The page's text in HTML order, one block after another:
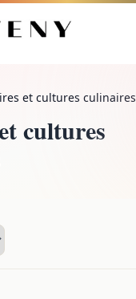
et cultures culinaires
cultures